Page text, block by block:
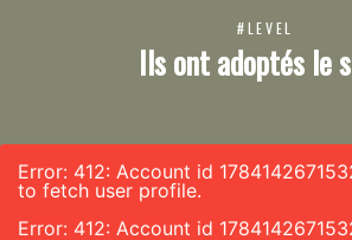
#LEVEL
Ils ont adoptés le
Error: 412: Account id
to fetch user profile.
Error: 412: Account id